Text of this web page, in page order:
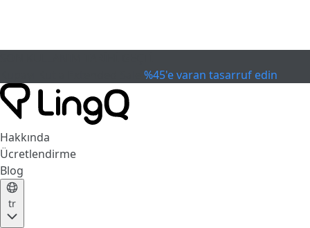
%45'e varan tasarruf edin
Hakkında
Ücretlendirme
Blog
tr